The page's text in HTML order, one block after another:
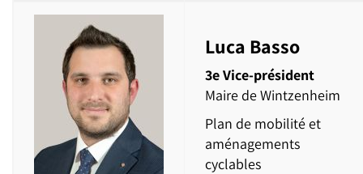
Luca Basso
3e Vice-président
Maire de Wintzenheim
Plan de mobilité et
aménagements
cyclables